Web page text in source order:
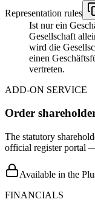
Representation rules
Ist nur ein
Gesellschaft
wird die
einen
vertreten.
ADD-ON SERVICE
Order
The statutory
official register portal
Available in the
FINANCIALS